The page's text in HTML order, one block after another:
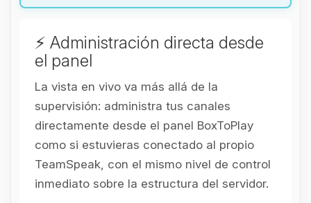
⚡ Administración directa desde
el panel
La vista en vivo va más allá de la
supervisión: administra tus canales
directamente desde el panel BoxToPlay
como si estuvieras conectado al propio
TeamSpeak, con el mismo nivel de control
inmediato sobre la estructura del servidor.